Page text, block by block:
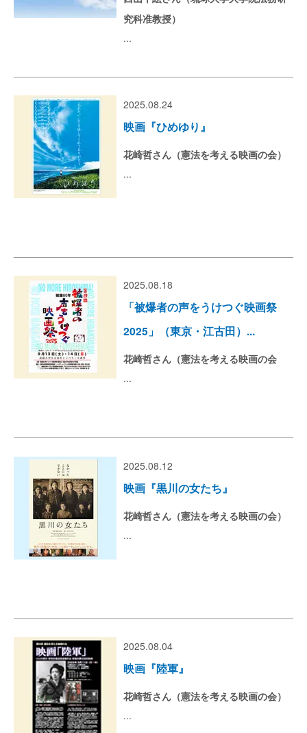
究科准教授）
...
2025.08.24
映画『ひめゆり』
花崎哲さん（憲法を考える映画の会）
...
2025.08.18
「被爆者の声をうけつぐ映画祭
2025」（東京・江古田）...
花崎哲さん（憲法を考える映画の会
...
2025.08.12
映画『黒川の女たち』
花崎哲さん（憲法を考える映画の会）
...
2025.08.04
映画『陸軍』
花崎哲さん（憲法を考える映画の会）
...